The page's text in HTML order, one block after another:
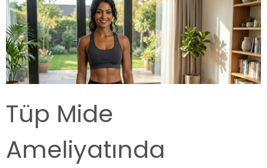
Tüp Mide
Ameliyatında